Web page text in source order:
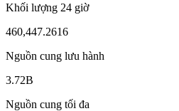
Khối lượng 24 giờ
460,447.2616
Nguồn cung lưu hành
3.72B
Nguồn cung tối đa